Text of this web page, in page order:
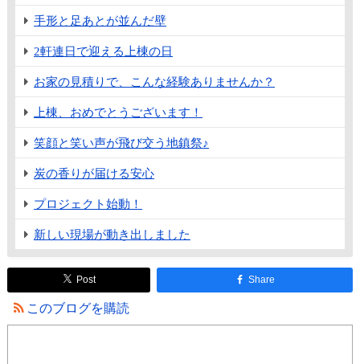
手形と足あとが並んだ壁
2軒連日で迎える上棟の日
お家の見積りで、こんな経験ありませんか？
上棟、おめでとうございます！
笑顔と笑い声が飛び交う地鎮祭♪
炭の香りが届ける安心
プロジェクト始動！
新しい現場が動き出しました
Post Share
このブログを購読